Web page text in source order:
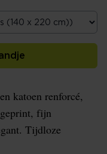
katoen renforcé,
fijn
Tijdloze